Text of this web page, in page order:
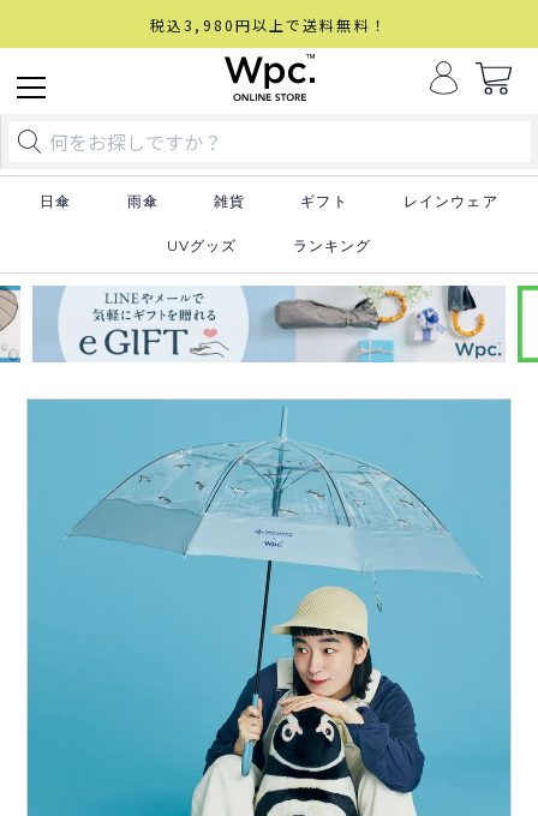
税込3,980円以上で送料無料！
日傘 雨傘 雑貨 ギフト レインウェア
UVグッズ ランキング